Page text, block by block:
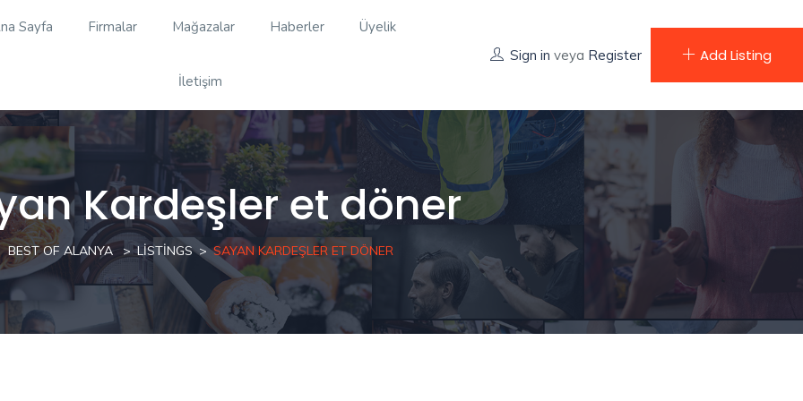
Sayfa Firmalar Mağazalar Haberler Üyelik
İletişim
Sign in veya Register Add Listing
Kardeşler et döner
BEST OF ALANYA LISTINGS SAYAN KARDEŞLER ET DÖNER